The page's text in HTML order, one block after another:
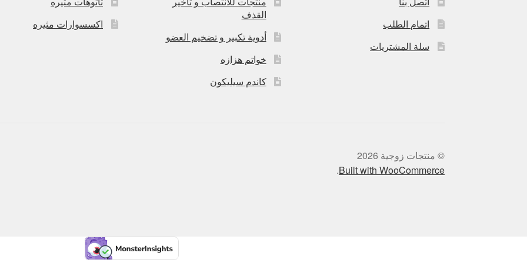
اتمام الطلب
سلة المشتريات
القذف
أدوية تكبير و تضخيم العضو
خواتم هزازه
كاندم سيليكون
اكسسوارات مثيره
© منتجات زوجية 2026
Built with WooCommerce
.